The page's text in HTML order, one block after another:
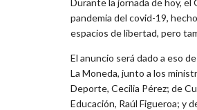
pandemia del covid-19,
espacios de libertad, pero
El anuncio será dado a eso
La Moneda, junto a los
Deporte, Cecilia Pérez; de
Educación, Raúl Figueroa; y